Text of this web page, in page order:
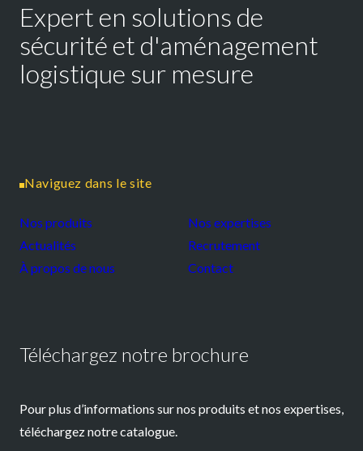
Expert en solutions de
sécurité et d'aménagement
logistique sur mesure
Naviguez dans le site
Nos produits
Nos expertises
Actualités
Recrutement
À propos de nous
Contact
Téléchargez notre brochure
Pour plus d’informations sur nos produits et nos expertises,
téléchargez notre catalogue.